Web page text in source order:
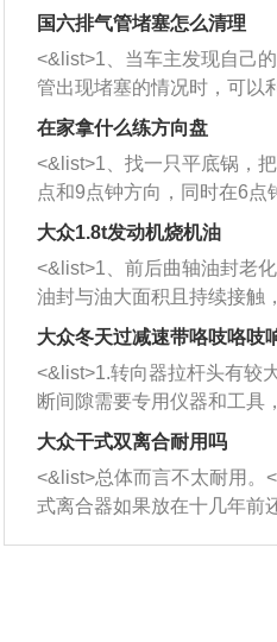
牌，但是中高低端的轮胎都
也是为了更好的开拓市场。
国六排气管堵塞怎么清理
<&list>1、当车主发现自己
管出现堵塞的情况时，可以
者是细棍，直接将杂物给取
堵塞情况比较严重，也可以
施。 <&list>2、直接利用木
杂物推到排气管里面的位置
三元催化器拆解开，就可以
西取出来。但如果是因为积
的堵塞，就需要将三元催化
洗剂对堵塞的情况得到解决
放在燃油箱中，与燃油混合
动时，就可以和汽油一起进
室，最后形成废气排出，就
催化器得到清洗，排气管堵
能够得到解决。
在家拿什么练方向盘
<&list>1、找一只平底锅，
点和9点钟方向，同时在6点
方向做一个标记。 <&list>2
一圈半的练习，往右同样也
圈数。 <&list>3、最后强调
习，这样就可以形成肌肉记
驾驶车辆时，不需要记忆也
向。
大众1.8t发动机烧机油
<&list>1、前后曲轴油封老
油封与油大面积且持续接触
和发动机内持续温度变化使
逐渐减弱，导致渗油或漏油
活塞间隙过大：积碳会使活
的间隙扩大，导致机油流入
造成烧机油。<&list>3、机油
机油粘度过小的话，同样会
象，机油粘度过小具有很好
大众冬天过减速带咯吱咯吱
<&list>1.转向器拉杆头有较
断间隙需要专用仪器和工具
无法制作，需要将车辆送到
店；<&list>2.车辆半轴套管
裂，破裂后会出现漏油现象
损严重，磨损的半轴容易损
响；<&list>3.稳定器的转向
大众干式双离合耐用吗
<&list>总体而言不太耐用。
式离合器如果放在十几年前